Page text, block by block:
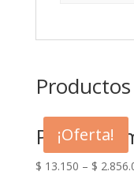
¡Oferta!
Plato
$ 13.150 – $